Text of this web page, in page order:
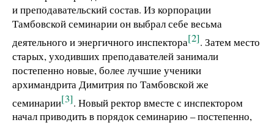
и преподавательский состав. Из корпорации
Тамбовской семинарии он выбрал себе весьма
деятельного и энергичного инспектора[2]. Затем место
старых, уходивших преподавателей занимали
постепенно новые, более лучшие ученики
архимандрита Димитрия по Тамбовской же
семинарии[3]. Новый ректор вместе с инспектором
начал приводить в порядок семинарию – постепенно,